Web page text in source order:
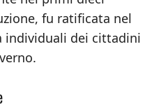
fu ratificata nel
individuali dei cittadini